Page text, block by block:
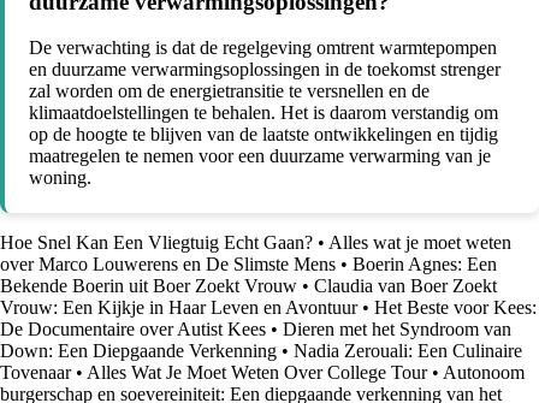
De verwachting is dat de regelgeving omtrent warmtepompen
en duurzame verwarmingsoplossingen in de toekomst strenger
zal worden om de energietransitie te versnellen en de
klimaatdoelstellingen te behalen. Het is daarom verstandig om
op de hoogte te blijven van de laatste ontwikkelingen en tijdig
maatregelen te nemen voor een duurzame verwarming van je
woning.
Hoe Snel Kan Een Vliegtuig Echt Gaan? • Alles wat je moet weten
over Marco Louwerens en De Slimste Mens • Boerin Agnes: Een
Bekende Boerin uit Boer Zoekt Vrouw • Claudia van Boer Zoekt
Vrouw: Een Kijkje in Haar Leven en Avontuur• Het Beste voor Kees:
De Documentaire over Autist Kees • Dieren met het Syndroom van
Down: Een Diepgaande Verkenning • Nadia Zerouali: Een Culinaire
Tovenaar• Alles Wat Je Moet Weten Over College Tour• Autonoom
burgerschap en soevereiniteit: Een diepgaande verkenning van het